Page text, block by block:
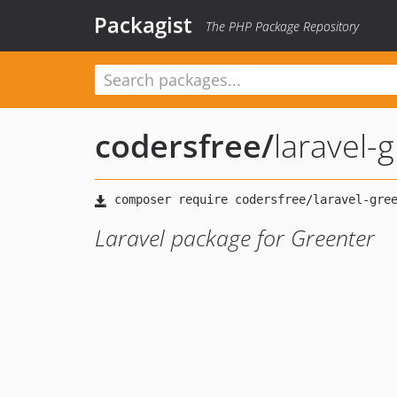
Packagist The PHP Package Repository
codersfree/laravel-
Laravel package for Greenter